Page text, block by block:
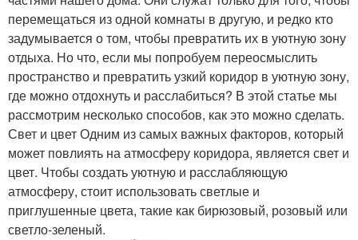
перемещаться из одной комнаты в другую, и редко кто
задумывается о том, чтобы превратить их в уютную зону
отдыха. Но что, если мы попробуем переосмыслить
пространство и превратить узкий коридор в уютную зону,
где можно отдохнуть и расслабиться? В этой статье мы
рассмотрим несколько способов, как это можно сделать.
Свет и цвет Одним из самых важных факторов, который
может повлиять на атмосферу коридора, является свет и
цвет. Чтобы создать уютную и расслабляющую
атмосферу, стоит использовать светлые и
приглушенные цвета, такие как бирюзовый, розовый или
светло-зеленый.